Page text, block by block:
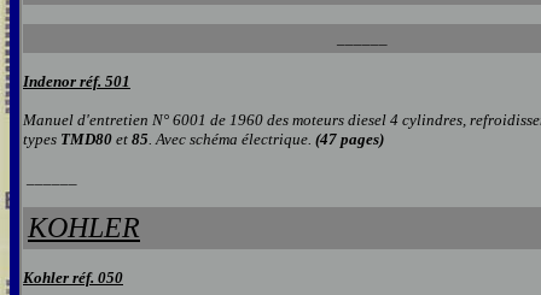
Indenor réf. 501
Manuel d'entretien N° 6001 de 1960 des moteurs diesel 4 cylindres,
types TMD80 et 85. Avec schéma électrique. (47 pages)
KOHLER
Kohler réf. 050